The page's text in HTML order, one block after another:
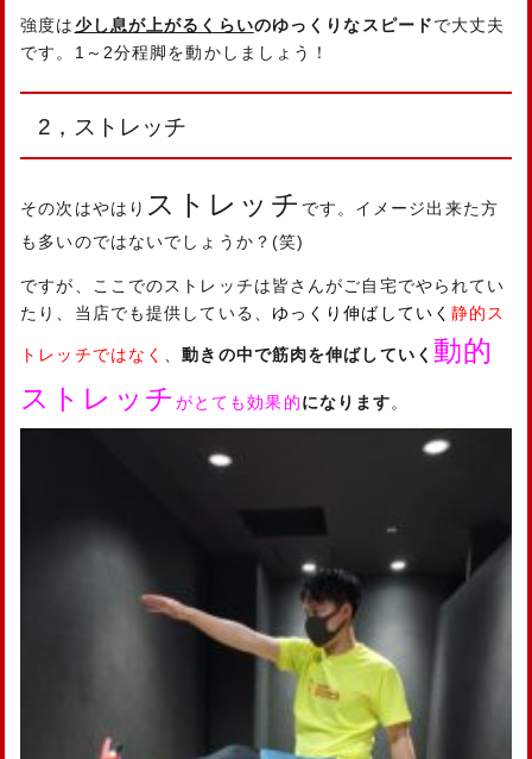
強度は少し息が上がるくらいのゆっくりなスピードで大丈夫
です。1～2分程脚を動かしましょう！
2，ストレッチ
その次はやはり ストレッチ です。イメージ出来た方
も多いのではないでしょうか？(笑)
ですが、ここでのストレッチは皆さんがご自宅でやられてい
たり、当店でも提供している、 ゆっくり伸ばしていく静的ス
トレッチではなく 、動きの中で筋肉を伸ばしていく 動的
ストレッチ がとても効果的になります。